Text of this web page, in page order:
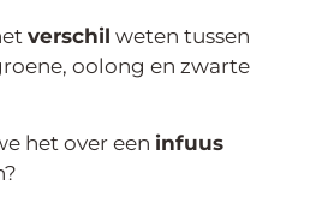
verschil weten tussen
oolong en zwarte
het over een infuus